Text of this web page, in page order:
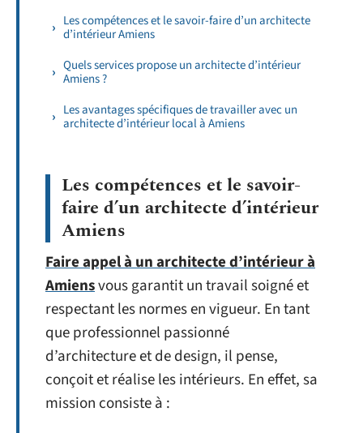
Les compétences et le savoir-faire d’un architecte
d’intérieur Amiens
Quels services propose un architecte d’intérieur
Amiens ?
Les avantages spécifiques de travailler avec un
architecte d’intérieur local à Amiens
Les compétences et le savoir-
faire d’un architecte d’intérieur
Amiens
Faire appel à un architecte d’intérieur à
Amiensvous garantit un travail soigné et
respectant les normes en vigueur. En tant
que professionnel passionné
d’architecture et de design, il pense,
conçoit et réalise les intérieurs. En effet, sa
mission consiste à :